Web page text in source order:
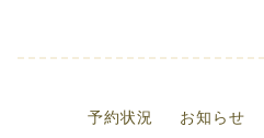
予約状況 お知らせ